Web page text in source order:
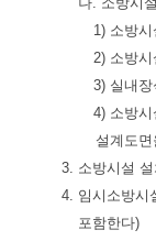
1) 소방
2) 소방
3) 실내
4) 소방
설계도
3. 소방시설
4. 임시소방시
포함한다)